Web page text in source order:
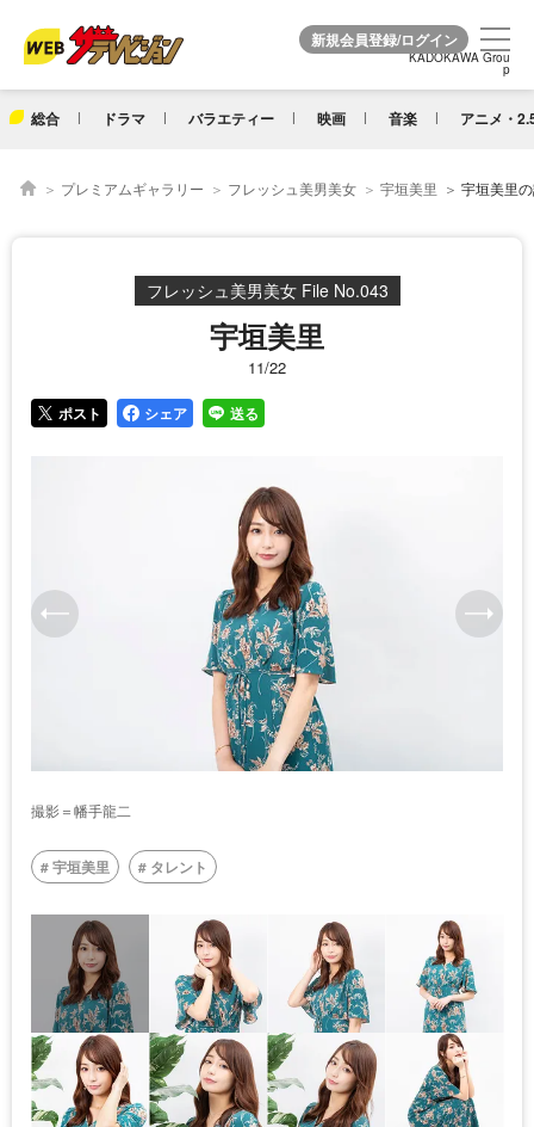
KADOKAWA Grou
p
総合 ドラマ バラエティー 映画 音楽 アニメ・
KADOKAWA Grou
p
プレミアムギャラリー フレッシュ美男美女 宇垣美里 宇垣美里
フレッシュ美男美女 File No.043
宇垣美里
11/22
ポスト シェア 送る
撮影＝幡手龍二
宇垣美里 タレント